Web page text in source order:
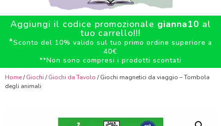
Aggiungi il codice promozionale gianna10 al
tuo carrello!!!
*Sconto del 10% valido sul tuo primo ordine superiore a
40€
**Non sono compresi i prodotti scontati
Home/Giochi /Giochi da Tavolo / Giochi magnetici da viaggio – Tombola
degli animali